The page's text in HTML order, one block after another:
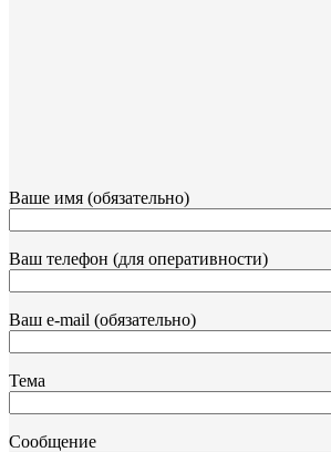
Ваше имя (обязательно)
Ваш телефон (для оперативности)
Ваш e-mail (обязательно)
Тема
Сообщение